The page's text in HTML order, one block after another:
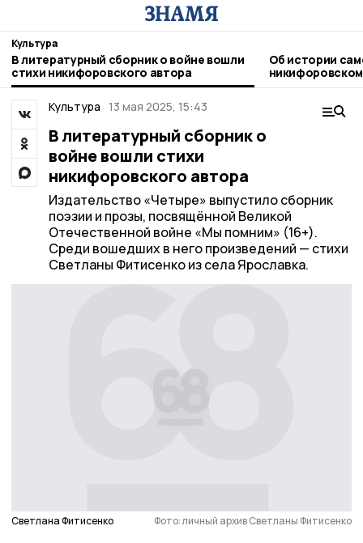
Культура
В литературный сборник о войне вошли
стихи никифоровского автора
Об истории
Культура 13 мая 2025, 15:43
В литературный сборник о
войне вошли стихи
никифоровского автора
Издательство «Четыре» выпустило сборник
поэзии и прозы, посвящённой Великой
Отечественной войне «Мы помним» (16+).
Среди вошедших в него произведений — стихи
Светланы Фитисенко из села Ярославка.
Светлана Фитисенко Фото: личный архив Светланы Фитисенко